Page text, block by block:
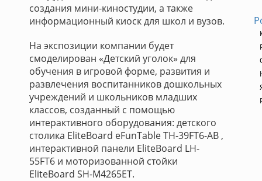
создания мини-киностудии, а также
информационный киоск для школ и вузов.
На экспозиции компании будет
смоделирован «Детский уголок» для
обучения в игровой форме, развития и
развлечения воспитанников дошкольных
учреждений и школьников младших
классов, созданный с помощью
интерактивного оборудования: детского
столика EliteBoard eFunTable TH-39FT6-AB ,
интерактивной панели EliteBoard LH-
55FT6 и моторизованной стойки
EliteBoard SH-M4265ET.